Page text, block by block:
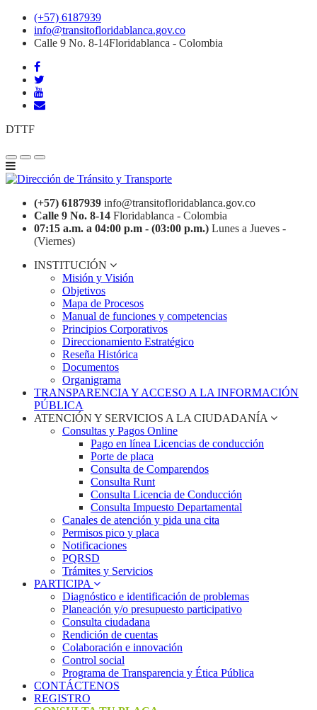
(+57) 6187939
info@transitofloridablanca.gov.co
Calle 9 No. 8-14Floridablanca - Colombia
DTTF
(+57) 6187939 info@transitofloridablanca.gov.co
Calle 9 No. 8-14 Floridablanca - Colombia
07:15 a.m. a 04:00 p.m - (03:00 p.m.) Lunes a Jueves -
(Viernes)
INSTITUCIÓN
Misión y Visión
Objetivos
Mapa de Procesos
Manual de funciones y competencias
Principios Corporativos
Direccionamiento Estratégico
Reseña Histórica
Documentos
Organigrama
TRANSPARENCIA Y ACCESO A LA INFORMACIÓN
PÚBLICA
ATENCIÓN Y SERVICIOS A LA CIUDADANÍA
Consultas y Pagos Online
Pago en línea Licencias de conducción
Porte de placa
Consulta de Comparendos
Consulta Runt
Consulta Licencia de Conducción
Consulta Impuesto Departamental
Canales de atención y pida una cita
Permisos pico y placa
Notificaciones
PQRSD
Trámites y Servicios
PARTICIPA
Diagnóstico e identificación de problemas
Planeación y/o presupuesto participativo​
Consulta ciudadana
Rendición de cuentas
Colaboración e innovación
Control social
Programa de Transparencia y Ética Pública
CONTÁCTENOS
REGISTRO